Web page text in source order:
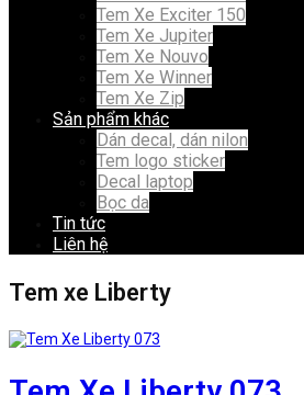
Tem Xe Exciter 150
Tem Xe Jupiter
Tem Xe Nouvo
Tem Xe Winner
Tem Xe Zip
Sản phẩm khác
Dán decal, dán nilon
Tem logo sticker
Decal laptop
Bọc da
Tin tức
Liên hệ
Tem xe Liberty